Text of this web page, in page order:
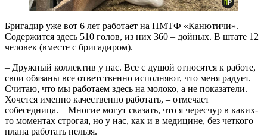
Бригадир уже вот 6 лет работает на ПМТФ «Канютичи».
Содержится здесь 510 голов, из них 360 – дойных. В штате 12
человек (вместе с бригадиром).
– Дружный коллектив у нас. Все с душой относятся к работе,
свои обязаны все ответственно исполняют, что меня радует.
Считаю, что мы работаем здесь на молоко, а не показатели.
Хочется именно качественно работать, – отмечает
собеседница. – Многие могут сказать, что я чересчур в каких-
то моментах строгая, но у нас, как и в медицине, без четкого
плана работать нельзя.